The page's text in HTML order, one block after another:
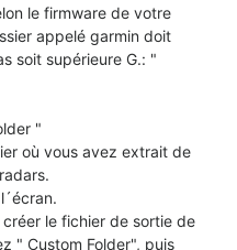
le firmware de votre
appelé garmin doit
soit supérieure G.: "
"
où vous avez extrait de
le fichier de sortie de
" Custom Folder", puis